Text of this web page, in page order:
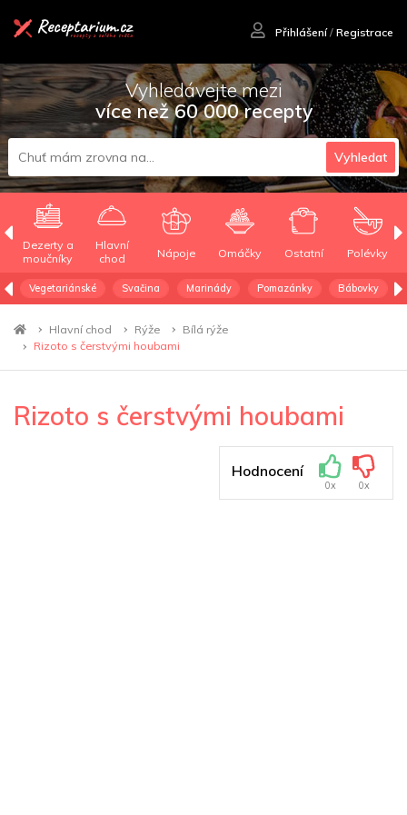
Přihlášení/ Registrace
Vyhledávejte mezi
více než 60 000 recepty
Vyhledat
Dezerty a
moučníky
Hlavní
chod
Nápoje Omáčky Ostatní Polévky
Vegetariánské Svačina Marinády Pomazánky Bábovky
Hlavní chod Rýže
Bílá rýže
Rizoto s čerstvými houbami
Rizoto s čerstvými houbami
Hodnocení
0x 0x